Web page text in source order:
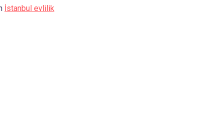
İstanbul evlilik